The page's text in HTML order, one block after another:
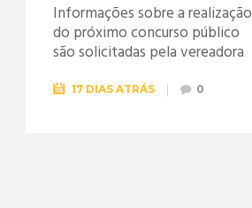
Informações sobre a realização
do próximo concurso público
são solicitadas pela vereadora
17 DIAS ATRÁS 0